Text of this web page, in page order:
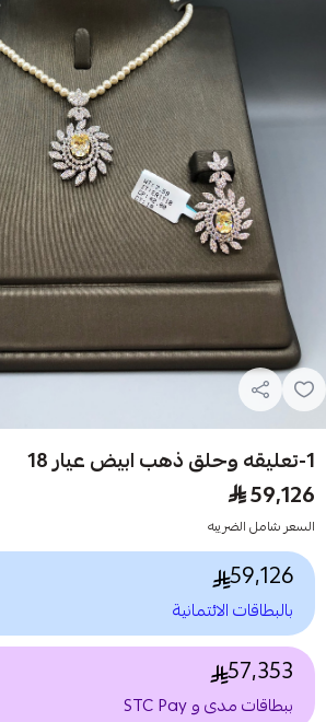
1-تعليقه وحلق ذهب ابيض عيار 18
59,126
السعر شامل الضريبه
59,126
بالبطاقات الائتمانية
57,353
ببطاقات مدى و STC Pay